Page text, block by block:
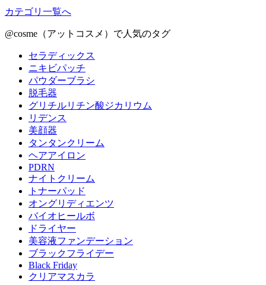
カテゴリ一覧へ
@cosme（アットコスメ）で人気のタグ
セラディックス
ニキビパッチ
パウダーブラシ
脱毛器
グリチルリチン酸ジカリウム
リデンス
美顔器
タンタンクリーム
ヘアアイロン
PDRN
ナイトクリーム
トナーパッド
オングリディエンツ
バイオヒールボ
ドライヤー
美容液ファンデーション
ブラックフライデー
Black Friday
クリアマスカラ